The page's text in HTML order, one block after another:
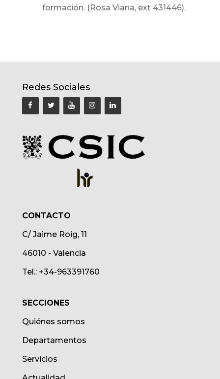
formación. (Rosa Viana, ext 431446).
Redes Sociales
CONTACTO
C/ Jaime Roig, 11
46010 - Valencia
Tel.: +34-963391760
SECCIONES
Quiénes somos
Departamentos
Servicios